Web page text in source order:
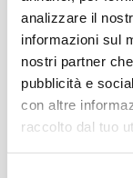
analizzare il
informazioni sul
nostri partner
pubblicità e
con altre
raccolto dal tuo
Le Yamaha del
Libreria
Memorabilia
Mostre ed
MuseoNicolisTV